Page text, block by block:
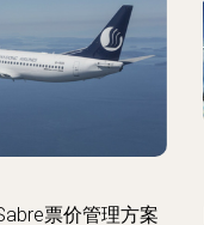
票价管理方案